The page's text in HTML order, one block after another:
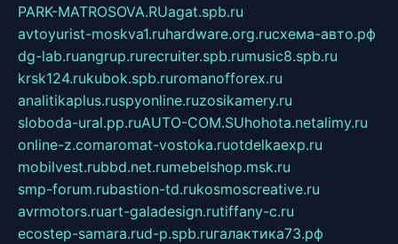
PARK-MATROSOVA.RUagat.spb.ru
avtoyurist-moskva1.ruhardware.org.ruсхема-авто.рф
dg-lab.ruangrup.rurecruiter.spb.rumusic8.spb.ru
krsk124.rukubok.spb.ruromanofforex.ru
analitikaplus.ruspyonline.ruzosikamery.ru
sloboda-ural.pp.ruAUTO-COM.SUhohota.netalimy.ru
online-z.comaromat-vostoka.ruotdelkaexp.ru
mobilvest.rubbd.net.rumebelshop.msk.ru
smp-forum.rubastion-td.rukosmoscreative.ru
avrmotors.ruart-galadesign.rutiffany-c.ru
ecostep-samara.rud-p.spb.ruгалактика73.рф